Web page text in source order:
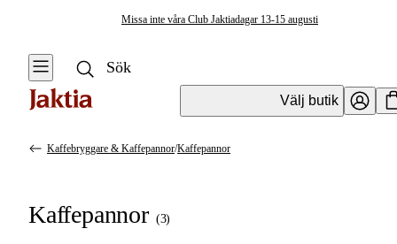
Missa inte våra Club Jaktiadagar 13-15 augusti
Välj butik
Övrig
Kaffebryggare
& Kaffepannor
Kaffebryggare & Kaffepannor/Kaffepannor
Kaffepannor (3)